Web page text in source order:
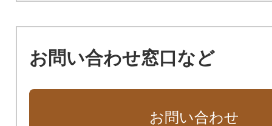
お問い合わせ窓口など
お問い合わせ